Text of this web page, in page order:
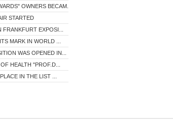
OWNERS BECAM...
STARTED
FRANKFURT EXPOSI...
MARK IN WORLD ...
WAS OPENED IN...
HEALTH "PROF.D...
IN THE LIST ...